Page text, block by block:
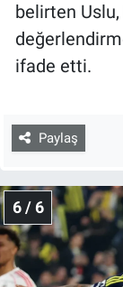
belirten
ifade etti.
Paylaş
6 / 6